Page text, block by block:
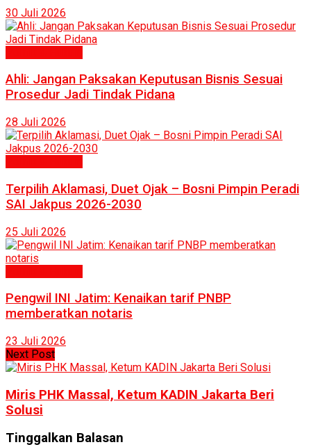
30 Juli 2026
Ahli: Jangan Paksakan Keputusan Bisnis Sesuai
Prosedur Jadi Tindak Pidana
28 Juli 2026
Terpilih Aklamasi, Duet Ojak – Bosni Pimpin Peradi
SAI Jakpus 2026-2030
25 Juli 2026
Pengwil INI Jatim: Kenaikan tarif PNBP
memberatkan notaris
23 Juli 2026
Next Post
Miris PHK Massal, Ketum KADIN Jakarta Beri
Solusi
Tinggalkan Balasan